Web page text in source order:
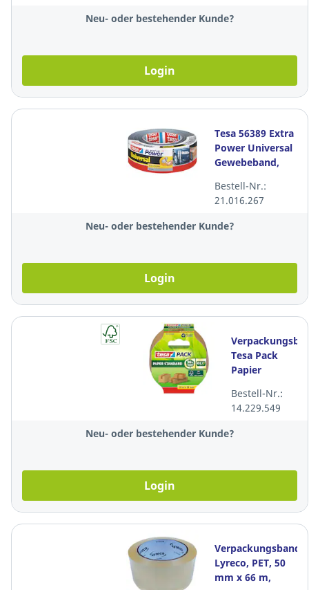
Neu- oder bestehender Kunde?
Login
Tesa 56389 Extra
Power Universal
Gewebeband,
grau
Bestell-Nr.:
21.016.267
Neu- oder bestehender Kunde?
Login
Tesa Pack
Papier
ecoLogo
58293, 38 mm
x 25 m, braun
Bestell-Nr.:
14.229.549
Neu- oder bestehender Kunde?
Login
Verpackungsband,
Lyreco, PET, 50
mm x 66 m,